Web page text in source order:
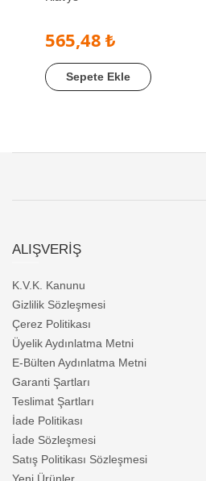
565,48 ₺
Sepete Ekle
ALIŞVERİŞ
K.V.K. Kanunu
Gizlilik Sözleşmesi
Çerez Politikası
Üyelik Aydınlatma Metni
E-Bülten Aydınlatma Metni
Garanti Şartları
Teslimat Şartları
İade Politikası
İade Sözleşmesi
Satış Politikası Sözleşmesi
Yeni Ürünler